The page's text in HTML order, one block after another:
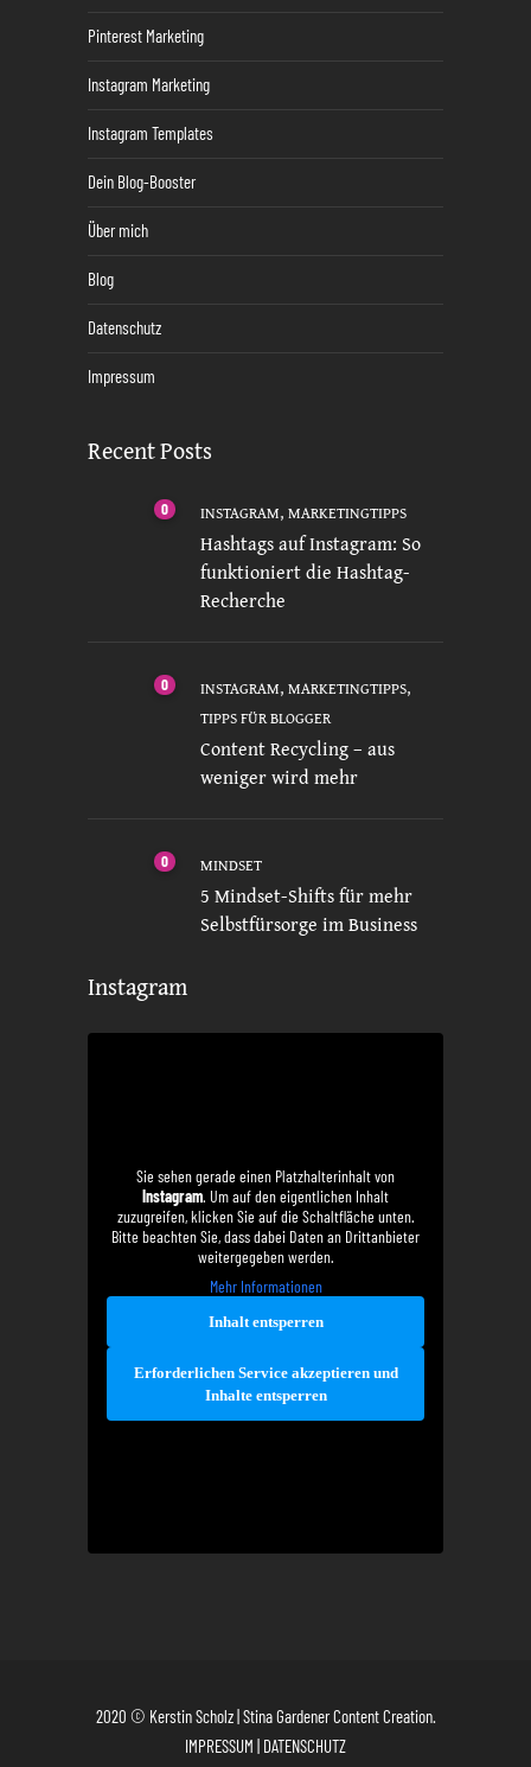
Pinterest Marketing
Instagram Marketing
Instagram Templates
Dein Blog-Booster
Über mich
Blog
Datenschutz
Impressum
Recent Posts
0 INSTAGRAM, MARKETINGTIPPS
Hashtags auf Instagram: So
funktioniert die Hashtag-
Recherche
0 INSTAGRAM, MARKETINGTIPPS,
TIPPS FÜR BLOGGER
Content Recycling – aus
weniger wird mehr
0 MINDSET
5 Mindset-Shifts für mehr
Selbstfürsorge im Business
Instagram
Sie sehen gerade einen Platzhalterinhalt von
Instagram. Um auf den eigentlichen Inhalt
zuzugreifen, klicken Sie auf die Schaltfläche unten.
Bitte beachten Sie, dass dabei Daten an Drittanbieter
weitergegeben werden.
Mehr Informationen
Inhalt entsperren
Erforderlichen Service akzeptieren und
Inhalte entsperren
2020 © Kerstin Scholz | Stina Gardener Content Creation.
IMPRESSUM | DATENSCHUTZ